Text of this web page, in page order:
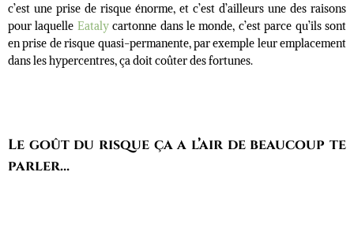
c’est une prise de risque énorme, et c’est d’ailleurs une des raisons
pour laquelle Eatalycartonne dans le monde, c’est parce qu’ils sont
en prise de risque quasi-permanente, par exemple leur emplacement
dans les hypercentres, ça doit coûter des fortunes.
Le goût du risque ça a l’air de beaucoup te
parler…